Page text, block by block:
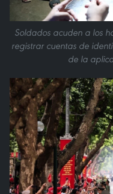
Soldados acuden a los
registrar cuentas de
de la